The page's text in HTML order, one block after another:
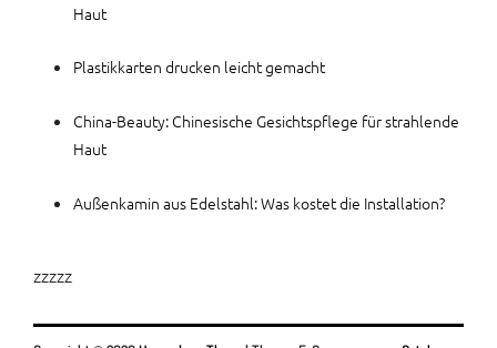
Haut
Plastikkarten drucken leicht gemacht
China-Beauty: Chinesische Gesichtspflege für strahlende
Haut
Außenkamin aus Edelstahl: Was kostet die Installation?
zzzzz